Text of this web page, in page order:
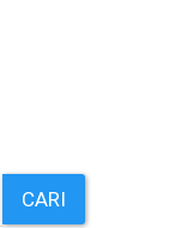
CARI